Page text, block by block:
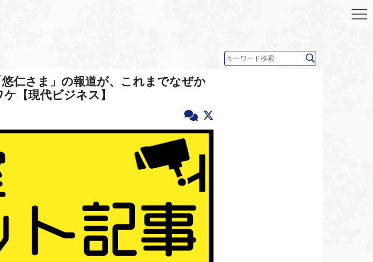
仁さま」の報道が、これまでなぜか
【現代ビジネス】